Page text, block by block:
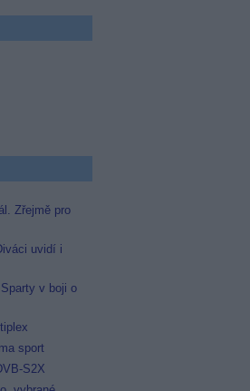
Zřejmě pro
uvidí i
v boji o
sport
S2X